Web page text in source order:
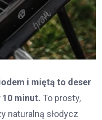
i miętą to deser
10 minut. To prosty,
naturalną słodycz